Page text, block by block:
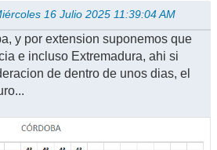
16 Julio 2025 11:39:04 AM
y por extension suponemos que
e incluso Extremadura, ahi si
de dentro de unos dias, el